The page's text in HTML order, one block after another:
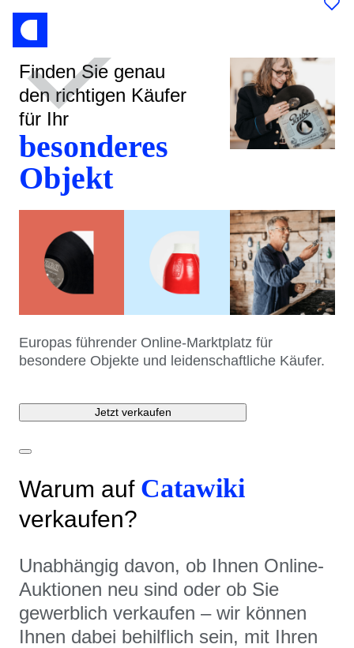
Finden Sie genau
den richtigen Käufer
für Ihr
besonderes
Objekt
Europas führender Online-Marktplatz für
besondere Objekte und leidenschaftliche Käufer.
Jetzt verkaufen
Warum auf Catawiki
verkaufen?
Unabhängig davon, ob Ihnen Online-
Auktionen neu sind oder ob Sie
gewerblich verkaufen – wir können
Ihnen dabei behilflich sein, mit Ihren